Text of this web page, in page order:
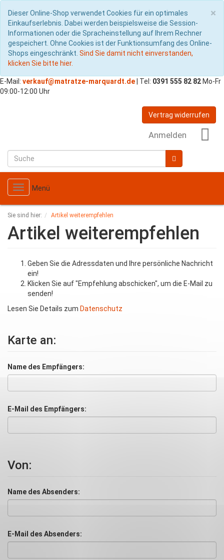
×
Dieser Online-Shop verwendet Cookies für ein optimales
Einkaufserlebnis. Dabei werden beispielsweise die Session-
Informationen oder die Spracheinstellung auf Ihrem Rechner
gespeichert. Ohne Cookies ist der Funktionsumfang des Online-
Shops eingeschränkt. Sind Sie damit nicht einverstanden,
klicken Sie bitte hier.
E-Mail: verkauf@matratze-marquardt.de | Tel: 0391 555 82 82 Mo-Fr
09:00-12:00 Uhr
Vertrag widerrufen
Anmelden
Toggle
navigation
Menü
Sie sind hier: Artikel weiterempfehlen
Artikel weiterempfehlen
Geben Sie die Adressdaten und Ihre persönliche Nachricht
ein!
Klicken Sie auf "Empfehlung abschicken", um die E-Mail zu
senden!
Lesen Sie Details zum Datenschutz
Karte an:
Name des Empfängers:
E-Mail des Empfängers:
Von:
Name des Absenders:
E-Mail des Absenders: